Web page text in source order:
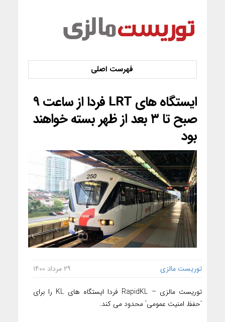
ایستگاه های LRT فردا از ساعت ۹
صبح تا ۳ بعد از ظهر بسته خواهند
بود
توریست مالزی ۲۹ مرداد ۱۴۰۰
توریست مالزی – RapidKL فردا ایستگاه های KL را برای
‘حفظ امنیت عمومی’ محدود می کند.